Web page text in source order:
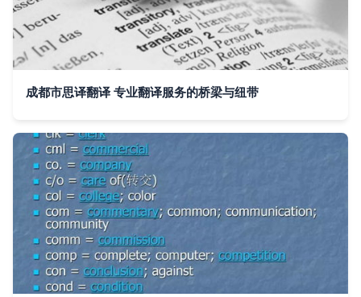
成都市思译翻译 专业翻译服务的桥梁与纽带